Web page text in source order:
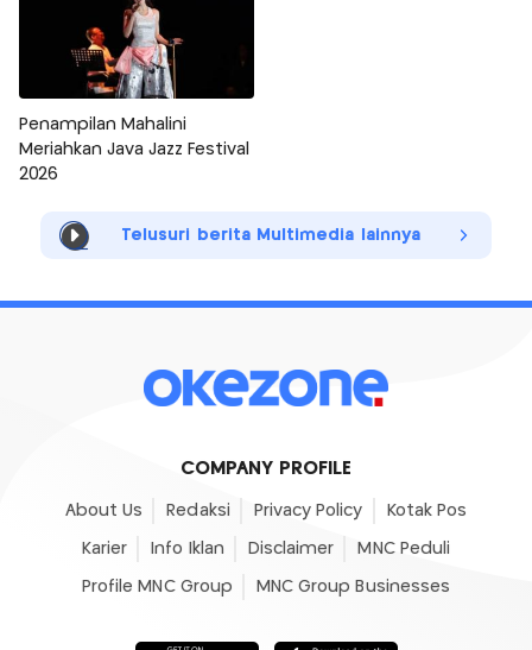
Penampilan Mahalini
Meriahkan Java Jazz Festival
2026
Telusuri berita Multimedia lainnya
COMPANY PROFILE
About Us Redaksi Privacy Policy Kotak Pos
Karier Info Iklan Disclaimer MNC Peduli
Profile MNC Group MNC Group Businesses